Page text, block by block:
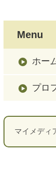
Menu
ホー
プロ